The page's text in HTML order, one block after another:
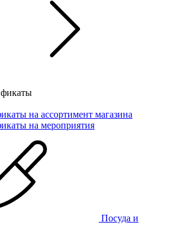
на ассортимент магазина
на мероприятия
Посуда и